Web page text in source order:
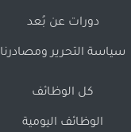
دورات عن بُعد
سياسة التحرير ومصادرنا
كل الوظائف
الوظائف اليومية